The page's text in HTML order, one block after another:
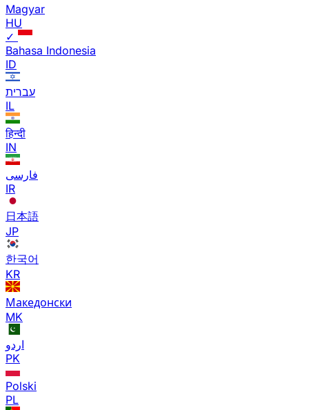
Magyar
HU
✓
Bahasa Indonesia
ID
עברית
IL
हिन्दी
IN
فارسی
IR
日本語
JP
한국어
KR
Македонски
MK
اردو
PK
Polski
PL